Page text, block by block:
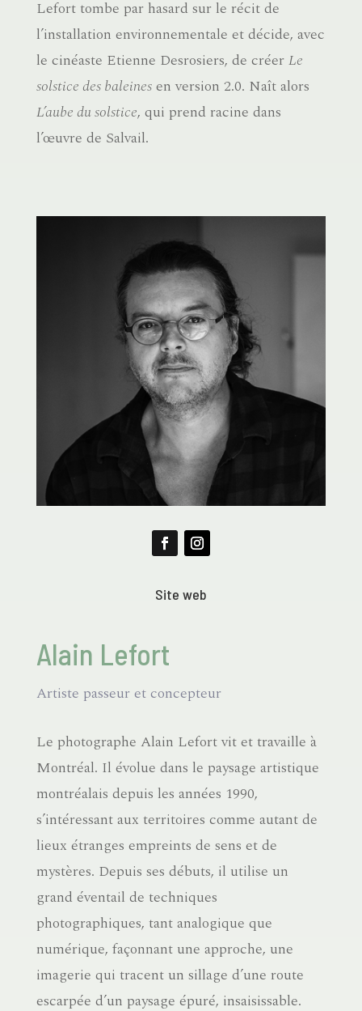
Lefort tombe par hasard sur le récit de
l’installation environnementale et décide, avec
le cinéaste Etienne Desrosiers, de créerLe
solstice des baleinesen version 2.0. Naît alors
L’aube du solstice, qui prend racine dans
l’œuvre de Salvail.
Site web
Alain Lefort
Artiste passeur et concepteur
Le photographe Alain Lefort vit et travaille à
Montréal. Il évolue dans le paysage artistique
montréalais depuis les années 1990,
s’intéressant aux territoires comme autant de
lieux étranges empreints de sens et de
mystères. Depuis ses débuts, il utilise un
grand éventail de techniques
photographiques, tant analogique que
numérique, façonnant une approche, une
imagerie qui tracent un sillage d’une route
escarpée d’un paysage épuré, insaisissable.